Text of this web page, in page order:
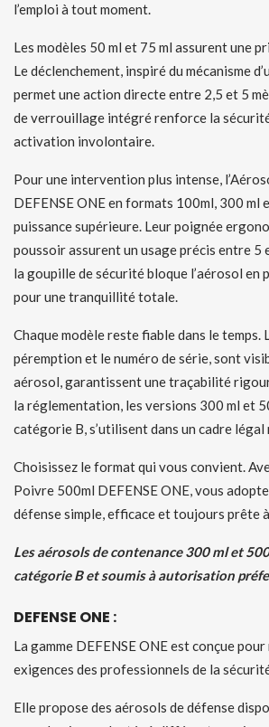
l’emploi à tout moment.
Les modèles 50 ml et 75 ml assurent une
Le déclenchement, inspiré du mécanisme
permet une action directe entre 2,5 et 5
de verrouillage intégré renforce la
activation involontaire.
Pour une intervention plus intense,
DEFENSE ONE en formats 100ml, 300
puissance supérieure. Leur poignée
poussoir assurent un usage précis entre 5
la goupille de sécurité bloque l’aérosol en
pour une tranquillité totale.
Chaque modèle reste fiable dans le temps.
péremption et le numéro de série, sont
aérosol, garantissent une traçabilité
la réglementation, les versions 300 ml et
catégorie B, s’utilisent dans un cadre légal
Choisissez le format qui vous convient.
Poivre 500ml DEFENSE ONE, vous
défense simple, efficace et toujours prête
Les aérosols de contenance 300 ml et
catégorie B et soumis à autorisation
DEFENSE ONE :
La gamme DEFENSE ONE est conçue
exigences des professionnels de la
Elle propose des aérosols de défense